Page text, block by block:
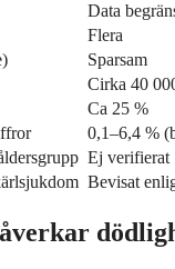
Data
Flera
Sparsam
Cirka 40
Ca 25 %
0,1–6,4 %
Ej verifierat
Bevisat